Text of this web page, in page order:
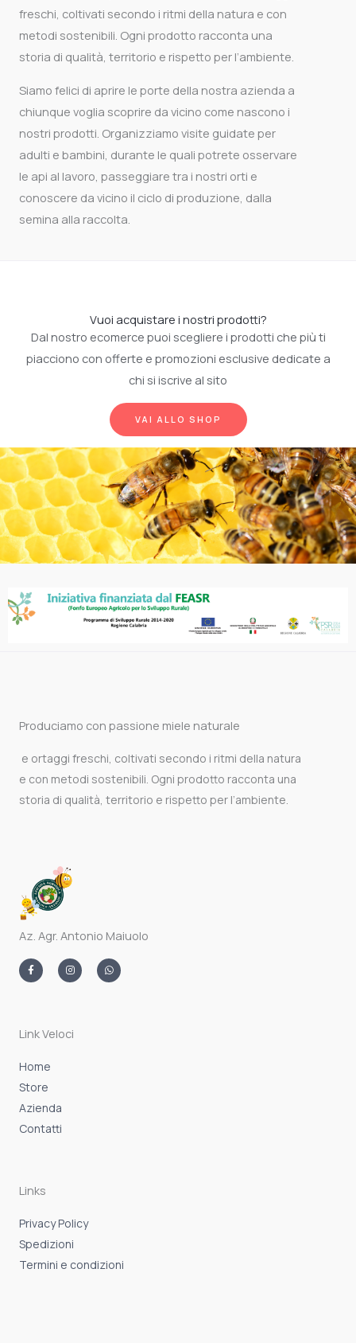
freschi, coltivati secondo i ritmi della natura e con
metodi sostenibili. Ogni prodotto racconta una
storia di qualità, territorio e rispetto per l’ambiente.
Siamo felici di aprire le porte della nostra azienda a
chiunque voglia scoprire da vicino come nascono i
nostri prodotti. Organizziamo visite guidate per
adulti e bambini, durante le quali potrete osservare
le api al lavoro, passeggiare tra i nostri orti e
conoscere da vicino il ciclo di produzione, dalla
semina alla raccolta.
Vuoi acquistare i nostri prodotti?
Dal nostro ecomerce puoi scegliere i prodotti che più ti
piacciono con offerte e promozioni esclusive dedicate a
chi si iscrive al sito
VAI ALLO SHOP
Produciamo con passione miele naturale
e ortaggi freschi, coltivati secondo i ritmi della natura
e con metodi sostenibili. Ogni prodotto racconta una
storia di qualità, territorio e rispetto per l’ambiente.
Az. Agr. Antonio Maiuolo
a
c
e
-
f
n
s
t
m
h
a
t
Link Veloci
Home
Store
Azienda
Contatti
Links
Privacy Policy
Spedizioni
Termini e condizioni